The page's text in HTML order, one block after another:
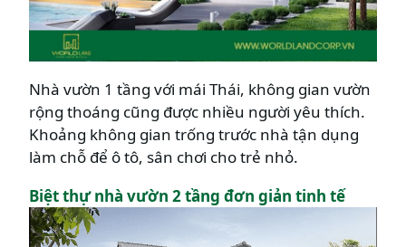
Nhà vườn 1 tầng với mái Thái, không gian vườn
rộng thoáng cũng được nhiều người yêu thích.
Khoảng không gian trống trước nhà tận dụng
làm chỗ để ô tô, sân chơi cho trẻ nhỏ.
Biệt thự nhà vườn 2 tầng đơn giản tinh tế